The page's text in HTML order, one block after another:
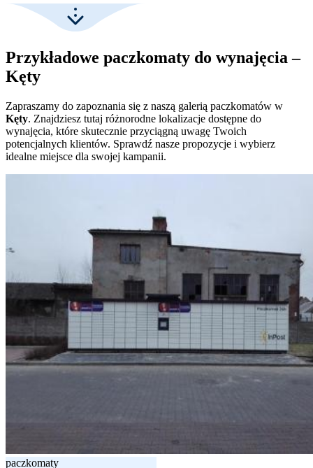
Przykładowe paczkomaty do wynajęcia –
Kęty
Zapraszamy do zapoznania się z naszą galerią paczkomatów w
Kęty. Znajdziesz tutaj różnorodne lokalizacje dostępne do
wynajęcia, które skutecznie przyciągną uwagę Twoich
potencjalnych klientów. Sprawdź nasze propozycje i wybierz
idealne miejsce dla swojej kampanii.
paczkomaty